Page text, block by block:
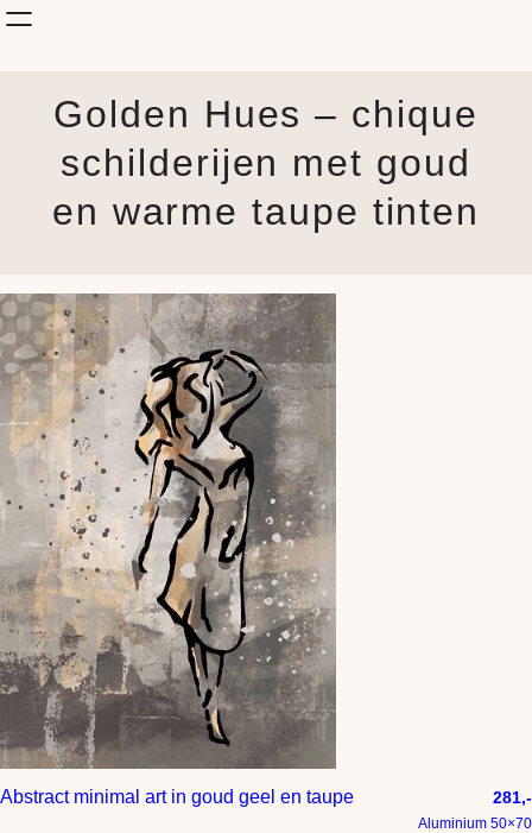
Onderwerp
KunstStijl
Albums
Blog
Golden Hues – chique
schilderijen met goud
en warme taupe tinten
Abstract minimal art in goud geel en taupe 281,-
Aluminium 50×70